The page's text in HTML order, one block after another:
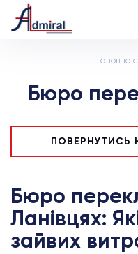
Головна
Бюро
ПОВЕРНУТИСЬ
Бюро
Ланівцях:
зайвих